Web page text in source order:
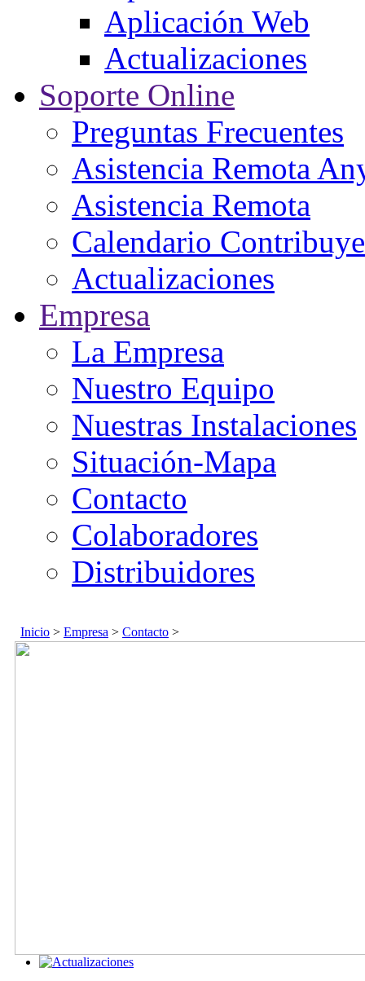
Aplicación Web
Actualizaciones
Soporte Online
Preguntas Frecuentes
Asistencia Remota
Asistencia Remota
Calendario
Actualizaciones
Empresa
La Empresa
Nuestro Equipo
Nuestras Instalaciones
Situación-Mapa
Contacto
Colaboradores
Distribuidores
Inicio > Empresa > Contacto >